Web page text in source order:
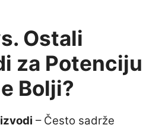
Ostali
za Potenciju
Bolji?
– Često sadrže